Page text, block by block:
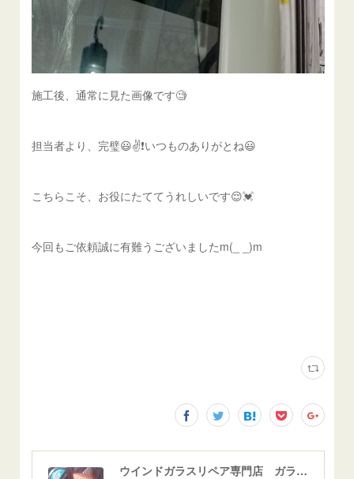
施工後、通常に見た画像です🧐
担当者より、完璧😃✌️❗️いつものありがとね😃
こちらこそ、お役にたててうれしいです😌💓
今回もご依頼誠に有難うございましたm(_ _)m
ウインドガラスリペア専門店 ガラスリペア・ヨシダ グラスウェルドジャパン 正規施工店 小松市